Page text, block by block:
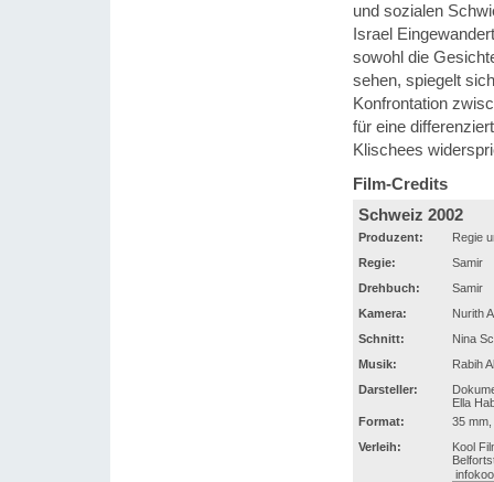
und sozialen
Israel
sowohl die
sehen, spiegelt
Konfrontation
für eine
Klischees
Film-Credits
Schweiz 2002
Produzent:
Regie
Regie:
Samir
Drehbuch:
Samir
Kamera:
Nurith
Schnitt:
Nina
Musik:
Rabih
Darsteller:
Ella
Format:
35
Verleih:
Kool